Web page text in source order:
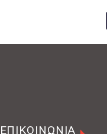
ΕΠΙΚΟΙΝΩΝΙΑ